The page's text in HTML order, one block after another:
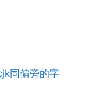
同偏旁的字